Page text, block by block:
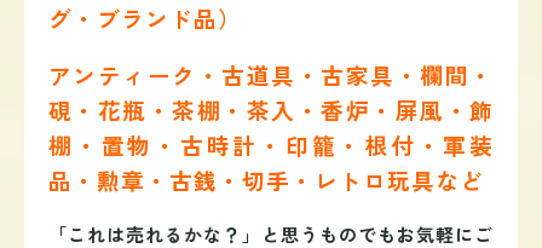
グ・ブランド品）
アンティーク・古道具・古家具・欄間・
硯・花瓶・茶棚・茶入・香炉・屏風・飾
棚・置物・古時計・印籠・根付・軍装
品・勲章・古銭・切手・レトロ玩具など
「これは売れるかな？」と思うものでもお気軽にご